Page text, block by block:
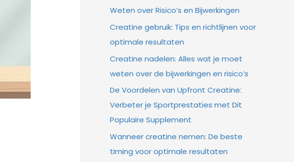
Weten over Risico’s en Bijwerkingen
Creatine gebruik: Tips en richtlijnen voor
optimale resultaten
Creatine nadelen: Alles wat je moet
weten over de bijwerkingen en risico’s
De Voordelen van Upfront Creatine:
Verbeter je Sportprestaties met Dit
Populaire Supplement
Wanneer creatine nemen: De beste
timing voor optimale resultaten